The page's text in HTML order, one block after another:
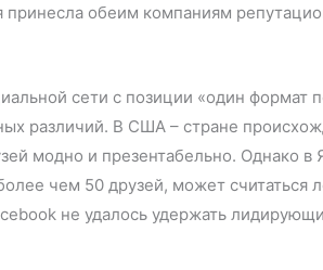
принесла обеим компаниям
сети с позиции «один формат
различий. В США – стране
модно и презентабельно. Однако в
чем 50 друзей, может считаться
не удалось удержать